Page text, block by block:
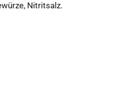
Nitritsalz.